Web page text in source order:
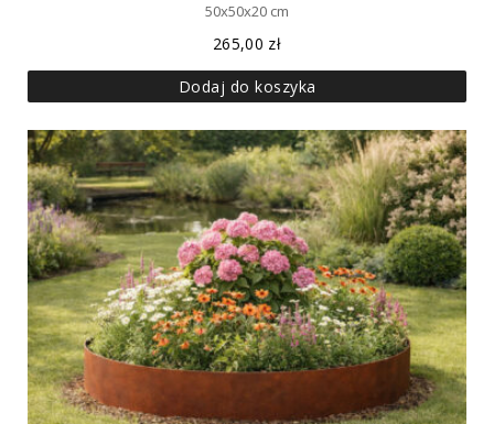
50x50x20 cm
265,00 zł
Dodaj do koszyka